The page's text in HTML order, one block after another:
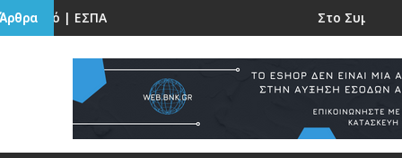
5G | Προειδοποίηση για επικείμενη διακοπή
Στο Συμβούλιο Της Επικρατείας